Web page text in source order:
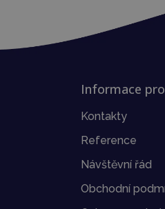
Informace
Kontakty
Reference
Návštěvní řád
Obchodní